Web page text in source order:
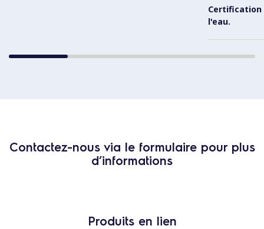
Certification
l'eau.
Contactez-nous via le formulaire pour plus
d’informations
Produits en lien